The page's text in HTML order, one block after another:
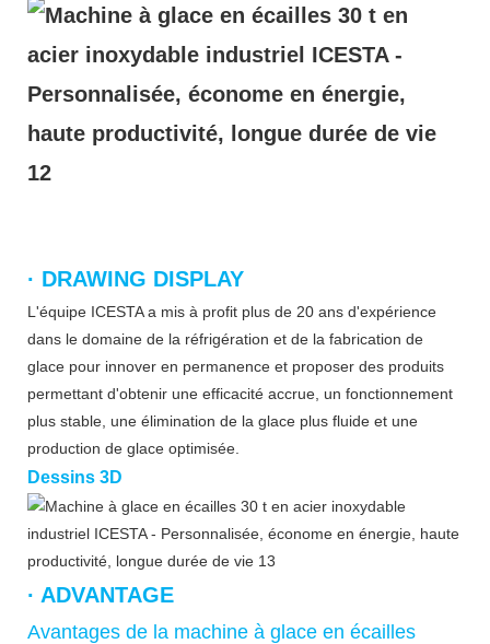
· DRAWING DISPLAY
L'équipe ICESTA a mis à profit plus de 20 ans d'expérience
dans le domaine de la réfrigération et de la fabrication de
glace pour innover en permanence et proposer des produits
permettant d'obtenir une efficacité accrue, un fonctionnement
plus stable, une élimination de la glace plus fluide et une
production de glace optimisée.
Dessins 3D
· ADVANTAGE
Avantages de la machine à glace en écailles